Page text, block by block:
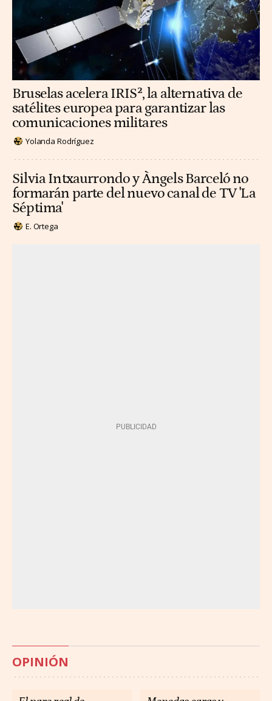
Bruselas acelera IRIS², la alternativa de
satélites europea para garantizar las
comunicaciones militares
Yolanda Rodríguez
Silvia Intxaurrondo y Àngels Barceló no
formarán parte del nuevo canal de TV 'La
Séptima'
E. Ortega
OPINIÓN